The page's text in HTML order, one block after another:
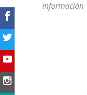
información